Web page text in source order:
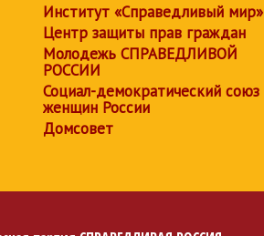
Институт «Справедливый мир»
Центр защиты прав граждан
Молодежь СПРАВЕДЛИВОЙ
РОССИИ
Социал-демократический союз
женщин России
Домсовет